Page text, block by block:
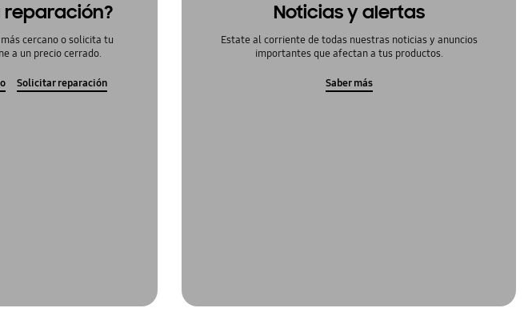
reparación?
cercano o solicita tu
a un precio cerrado.
Solicitar reparación
Noticias y alertas
Estate al corriente de todas nuestras noticias y anuncios
importantes que afectan a tus productos.
Saber más